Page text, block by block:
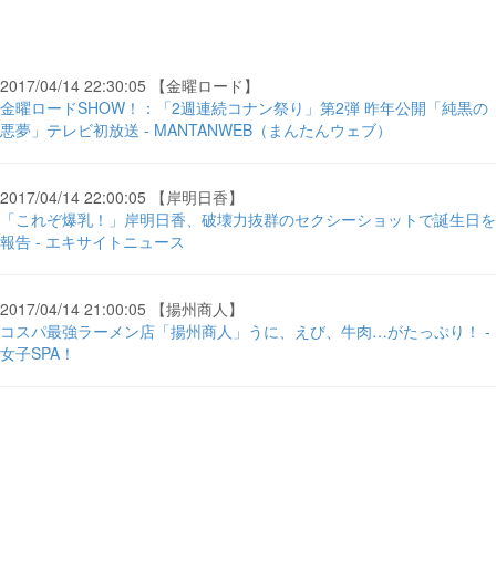
2017/04/14 22:30:05 【金曜ロード】
金曜ロードSHOW！：「2週連続コナン祭り」第2弾 昨年公開「純黒の
悪夢」テレビ初放送 - MANTANWEB（まんたんウェブ）
2017/04/14 22:00:05 【岸明日香】
「これぞ爆乳！」岸明日香、破壊力抜群のセクシーショットで誕生日を
報告 - エキサイトニュース
2017/04/14 21:00:05 【揚州商人】
コスパ最強ラーメン店「揚州商人」うに、えび、牛肉…がたっぷり！ -
女子SPA！